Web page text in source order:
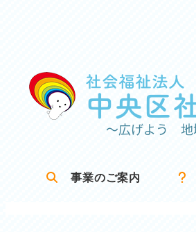
事業のご案内